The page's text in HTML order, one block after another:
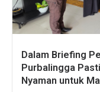
Dalam Briefing
Purbalingga
Nyaman untuk